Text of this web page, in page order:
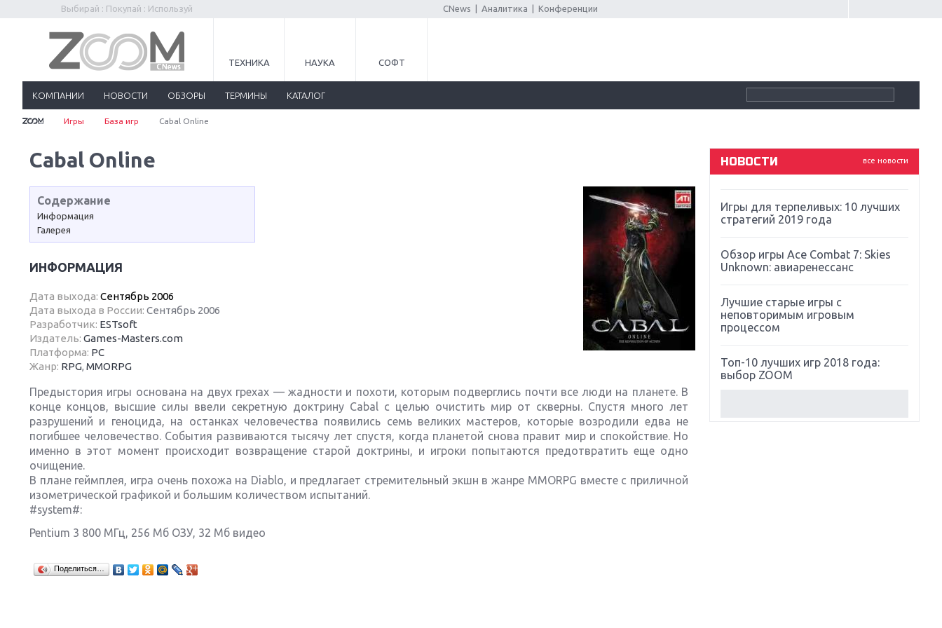
Выбирай : Покупай : Используй CNews Аналитика Конференции
ТЕХНИКА НАУКА СОФТ
КОМПАНИИ НОВОСТИ ОБЗОРЫ ТЕРМИНЫ КАТАЛОГ
Игры База игр Cabal Online
Cabal Online
Содержание
Информация
Галерея
ИНФОРМАЦИЯ
Дата выхода: Сентябрь 2006
Дата выхода в России: Сентябрь 2006
Разработчик: ESTsoft
Издатель: Games-Masters.com
Платформа: PC
Жанр: RPG, MMORPG
Предыстория игры основана на двух грехах — жадности и похоти, которым подверглись почти все люди на планете. В
конце концов, высшие силы ввели секретную доктрину Cabal с целью очистить мир от скверны. Спустя много лет
разрушений и геноцида, на останках человечества появились семь великих мастеров, которые возродили едва не
погибшее человечество. События развиваются тысячу лет спустя, когда планетой снова правит мир и спокойствие. Но
именно в этот момент происходит возвращение старой доктрины, и игроки попытаются предотвратить еще одно
очищение.
В плане геймплея, игра очень похожа на Diablo, и предлагает стремительный экшн в жанре MMORPG вместе с приличной
изометрической графикой и большим количеством испытаний.
#system#:
Pentium 3 800 МГц, 256 Мб ОЗУ, 32 Мб видео
Поделиться…
все новости
НОВОСТИ
Souls
Far Cry 5: хвалить нельзя ругать
Игры для терпеливых: 10 лучших
стратегий 2019 года
Обзор игры Ace Combat 7: Skies
Unknown: авиаренессанс
Лучшие старые игры с
неповторимым игровым
процессом
Топ-10 лучших игр 2018 года:
выбор ZOOM
Next